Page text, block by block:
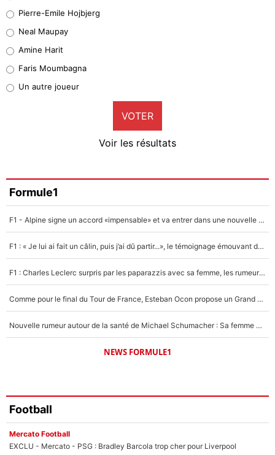
5%
1%
9%
Faris Moumbagna
4%
Un autre joueur
5%
Pierre-Emile Hojbjerg
Neal Maupay
Amine Harit
Faris Moumbagna
Un autre joueur
VOTER
Voir les résultats
Formule1
F1 - Alpine signe un accord «impensable» et va entrer dans une nouvelle dimension : Grande nouvelle pour Pierre Gasly !
F1 : « Je lui ai fait un câlin, puis j’ai dû partir...», le témoignage émouvant de Max Verstappen sur sa fille
F1 : Charles Leclerc surpris par les paparazzis avec sa femme, les rumeurs étaient vraies !
Comme pour le final du Tour de France, Esteban Ocon propose un Grand Prix de Formule 1 à Paris : «Autour de l’Arc de Triomphe, ce serait génial» !
Nouvelle rumeur autour de la santé de Michael Schumacher : Sa femme Corinna sort du silence
NEWS FORMULE1
Football
Mercato Football
EXCLU - Mercato - PSG : Bradley Barcola trop cher pour Liverpool